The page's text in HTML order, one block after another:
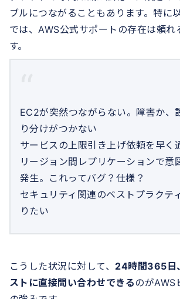
ブルにつながることもあります。特に
では、AWS公式サポートの存在は頼れ
す。
EC2が突然つながらない。障害か、
り分けがつかない
サービスの上限引き上げ依頼を早く
リージョン間レプリケーションで意
発生。これってバグ？仕様？
セキュリティ関連のベストプラクテ
りたい
こうした状況に対して、 24時間365日
ストに直接問い合わせできるのがAWS